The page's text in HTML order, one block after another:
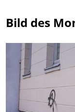
Bild des